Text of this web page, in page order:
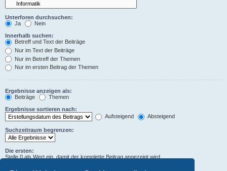
Unterforen durchsuchen:
Ja
Nein
Innerhalb suchen:
Betreff und Text der Beiträge
Nur im Text der Beiträge
Nur im Betreff der Themen
Nur im ersten Beitrag der Themen
Ergebnisse anzeigen als:
Beiträge
Themen
Ergebnisse sortieren nach:
Aufsteigend
Absteigend
Suchzeitraum begrenzen:
Die ersten:
Stelle 0 als Wert ein, damit der komplette Beitrag angezeigt wird.